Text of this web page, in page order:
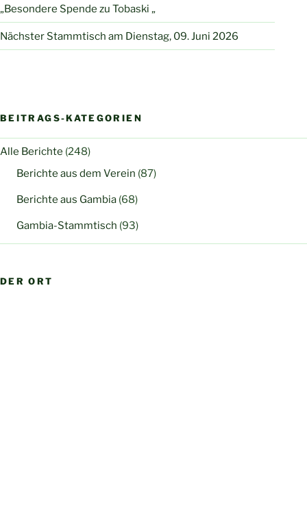
„Besondere Spende zu Tobaski „
Nächster Stammtisch am Dienstag, 09. Juni 2026
BEITRAGS-KATEGORIEN
Alle Berichte (248)
Berichte aus dem Verein (87)
Berichte aus Gambia (68)
Gambia-Stammtisch (93)
DER ORT